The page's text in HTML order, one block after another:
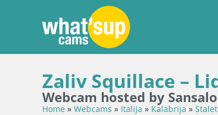
Zaliv Squillace –
Webcam hosted by
Home » Webcams » Italija » Kalabrija »